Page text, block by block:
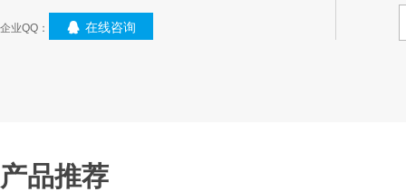
企业QQ： 在线咨询
产品推荐